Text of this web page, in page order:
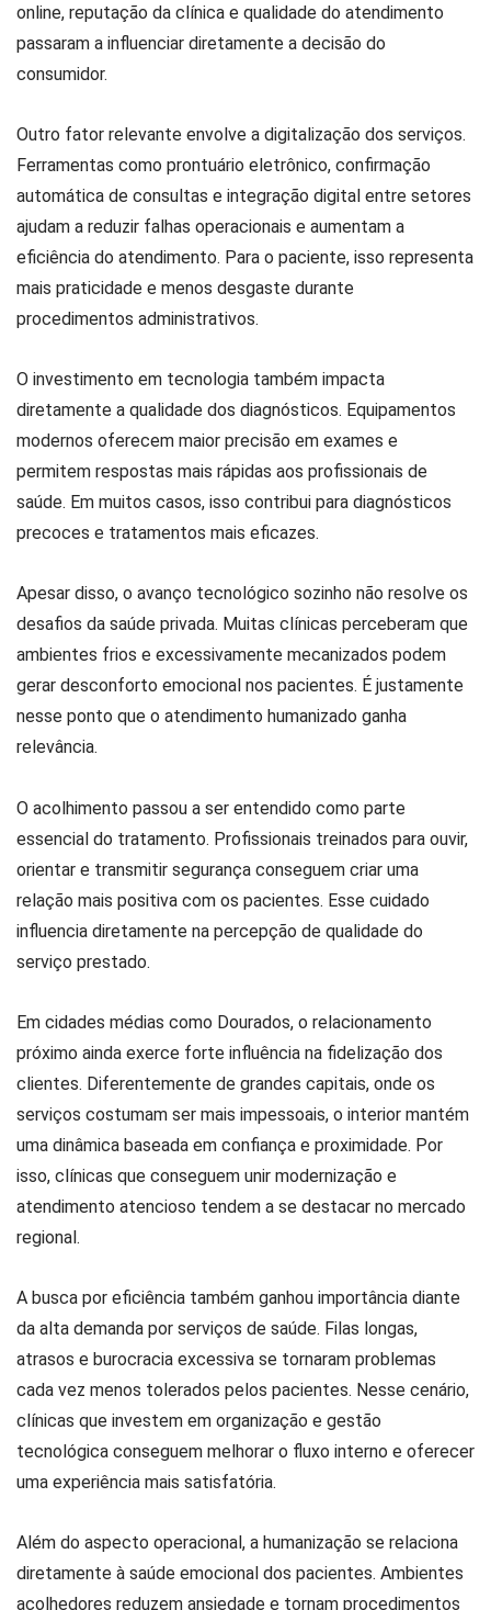
online, reputação da clínica e qualidade do atendimento
passaram a influenciar diretamente a decisão do
consumidor.
Outro fator relevante envolve a digitalização dos serviços.
Ferramentas como prontuário eletrônico, confirmação
automática de consultas e integração digital entre setores
ajudam a reduzir falhas operacionais e aumentam a
eficiência do atendimento. Para o paciente, isso representa
mais praticidade e menos desgaste durante
procedimentos administrativos.
O investimento em tecnologia também impacta
diretamente a qualidade dos diagnósticos. Equipamentos
modernos oferecem maior precisão em exames e
permitem respostas mais rápidas aos profissionais de
saúde. Em muitos casos, isso contribui para diagnósticos
precoces e tratamentos mais eficazes.
Apesar disso, o avanço tecnológico sozinho não resolve os
desafios da saúde privada. Muitas clínicas perceberam que
ambientes frios e excessivamente mecanizados podem
gerar desconforto emocional nos pacientes. É justamente
nesse ponto que o atendimento humanizado ganha
relevância.
O acolhimento passou a ser entendido como parte
essencial do tratamento. Profissionais treinados para ouvir,
orientar e transmitir segurança conseguem criar uma
relação mais positiva com os pacientes. Esse cuidado
influencia diretamente na percepção de qualidade do
serviço prestado.
Em cidades médias como Dourados, o relacionamento
próximo ainda exerce forte influência na fidelização dos
clientes. Diferentemente de grandes capitais, onde os
serviços costumam ser mais impessoais, o interior mantém
uma dinâmica baseada em confiança e proximidade. Por
isso, clínicas que conseguem unir modernização e
atendimento atencioso tendem a se destacar no mercado
regional.
A busca por eficiência também ganhou importância diante
da alta demanda por serviços de saúde. Filas longas,
atrasos e burocracia excessiva se tornaram problemas
cada vez menos tolerados pelos pacientes. Nesse cenário,
clínicas que investem em organização e gestão
tecnológica conseguem melhorar o fluxo interno e oferecer
uma experiência mais satisfatória.
Além do aspecto operacional, a humanização se relaciona
diretamente à saúde emocional dos pacientes. Ambientes
acolhedores reduzem ansiedade e tornam procedimentos